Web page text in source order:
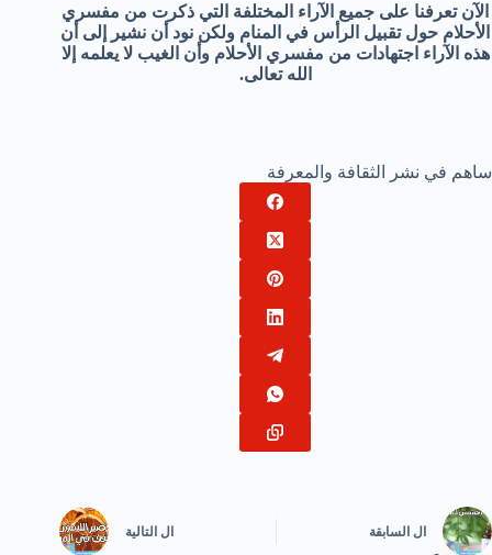
الآن تعرفنا على جميع الآراء المختلفة التي ذكرت من مفسري
الأحلام حول تقبيل الرأس في المنام ولكن نود أن نشير إلى أن
هذه الآراء اجتهادات من مفسري الأحلام وأن الغيب لا يعلمه إلا
الله تعالى.
ساهم في نشر الثقافة والمعرفة
ال السابقة ال التالية